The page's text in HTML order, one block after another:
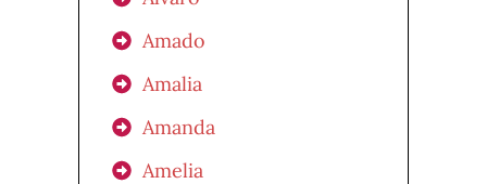
Amado
Amalia
Amanda
Amelia